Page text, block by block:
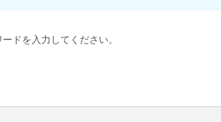
ドを入力してください。